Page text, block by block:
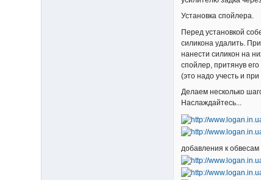
Установка спойлера.
Перед установкой
силикона удалить.
нанести силикон на
спойлер, притянув
(это надо учесть и
Делаем несколько
Наслаждайтесь...
добавления к